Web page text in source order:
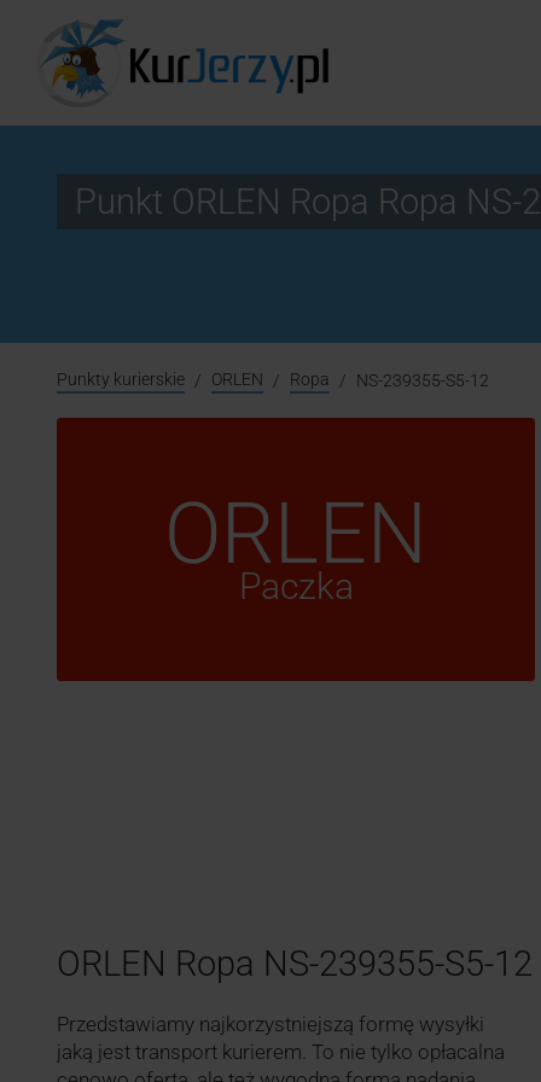
Punkt ORLEN Ropa Ropa NS-
Punkty kurierskie ORLEN Ropa NS-239355-S5-12
ORLEN
Paczka
ORLEN Ropa NS-239355-S5-12
Przedstawiamy najkorzystniejszą formę wysyłki
jaką jest transport kurierem. To nie tylko opłacalna